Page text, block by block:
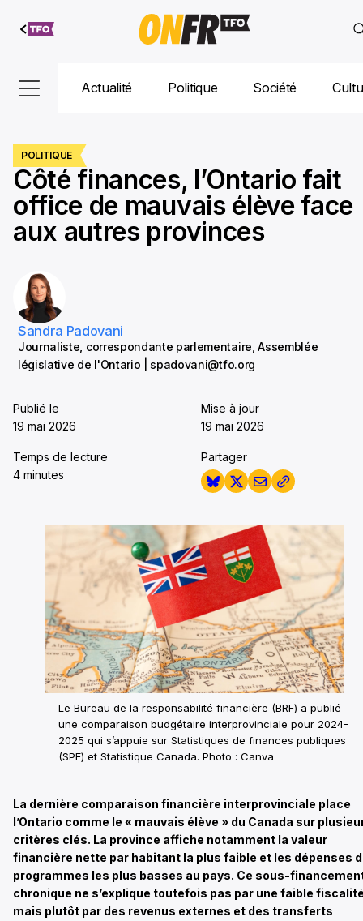
Aller au
contenu
Actualité Politique Société
POLITIQUE
Côté finances, l’Ontario fait
office de mauvais élève face
aux autres provinces
Sandra Padovani
Journaliste, correspondante parlementaire, Assemblée
législative de l'Ontario | spadovani@tfo.org
Publié le
19 mai 2026
Mise à jour
19 mai 2026
Temps de lecture
4 minutes
Partager
Le Bureau de la responsabilité financière (BRF) a publié
une comparaison budgétaire interprovinciale pour 2024-
2025 qui s’appuie sur Statistiques de finances publiques
(SPF) et Statistique Canada. Photo : Canva
La dernière comparaison financière interprovinciale place
l’Ontario comme le « mauvais élève » du Canada sur
critères clés. La province affiche notamment la valeur
financière nette par habitant la plus faible et les dépenses
programmes les plus basses au pays. Ce sous-
chronique ne s’explique toutefois pas par une faible
mais plutôt par des revenus externes et des transferts